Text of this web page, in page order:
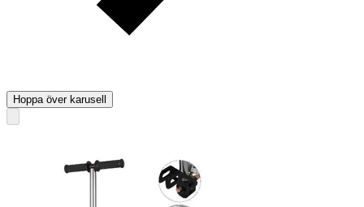
Hoppa över karusell